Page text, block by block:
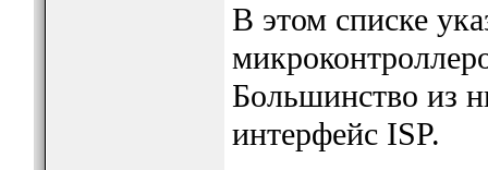
В этом списке
Большинство из
интерфейс ISP.